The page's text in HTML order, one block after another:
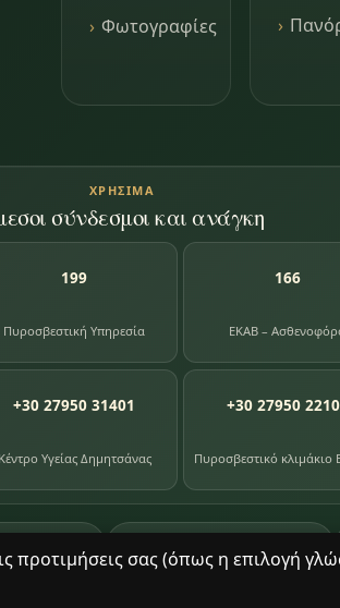
σας (όπως η επιλογή
Φωτογραφίες
ΧΡΉΣΙΜΑ
σύνδεσμοι και ανάγκη
199
Πυροσβεστική Υπηρεσία
166
ΕΚΑΒ –
+30 27950 31401
Κέντρο Υγείας Δημητσάνας
+30 27950
Πυροσβεστικό κλιμάκιο
βιβλία βιβλιοθήκης